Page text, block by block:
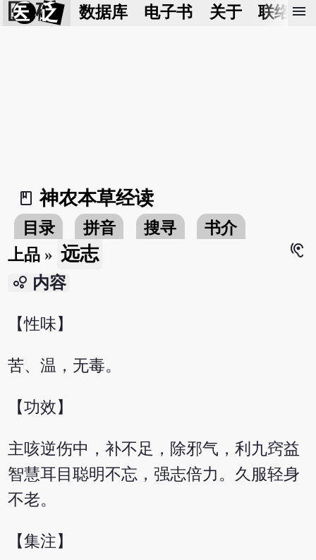
医 砭 数据库 电子书 关于 联络我
menu
book_2
神农本草经读
目录 拼音 搜寻
书介
上品 » 远志
hearing
bubble_chart 内容
【性味】
苦、温，无毒。
【功效】
主咳逆伤中，补不足，除邪气，利九窍益
智慧耳目聪明不忘，强志倍力。久服轻身
不老。
【集注】